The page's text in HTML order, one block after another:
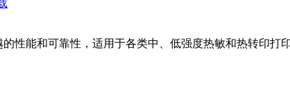
性能和可靠性，适用于各类中、低强度热敏和热转印